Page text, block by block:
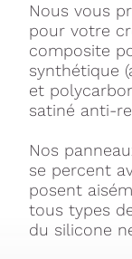
Nous vous
pour votre
composite
synthétique
et
satiné anti-
Nos
se percent
posent
tous types
du silicone